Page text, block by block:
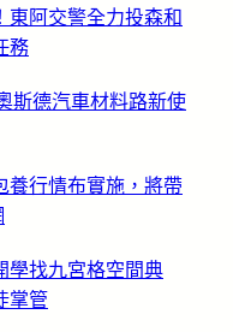
東阿交警全力投森和
務
斯德汽車材料路新使
養行情布實施，將帶
學找九宮格空間典
掌管